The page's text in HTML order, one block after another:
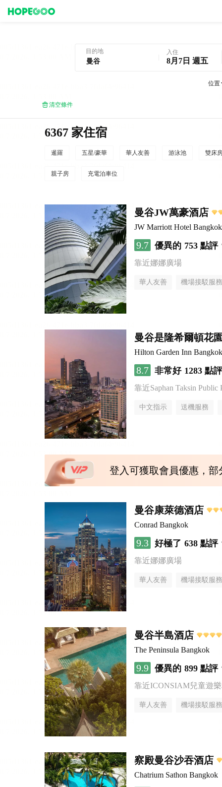
目的地 入住
8月7日 週五
位置
清空條件
6367 家住宿
暹羅 五星/豪華 華人友善 游泳池 雙床
親子房 充電泊車位
曼谷JW萬豪酒店
JW Marriott Hotel Bangkok
9.7 優異的 753 點評
靠近娜娜廣場
華人友善 機場接駁服務
曼谷是隆希爾頓花
Hilton Garden Inn
8.7 非常好 1283 點評
靠近Saphan Taksin Public
中文指示 送機服務
登入可獲取會員優惠，
曼谷康萊德酒店
Conrad Bangkok
9.3 好極了 638 點評
靠近娜娜廣場
華人友善 機場接駁服務
曼谷半島酒店
The Peninsula Bangkok
9.9 優異的 899 點評
靠近ICONSIAM兒童遊
華人友善 機場接駁服務
察殿曼谷沙吞酒店
Chatrium Sathon Bangkok